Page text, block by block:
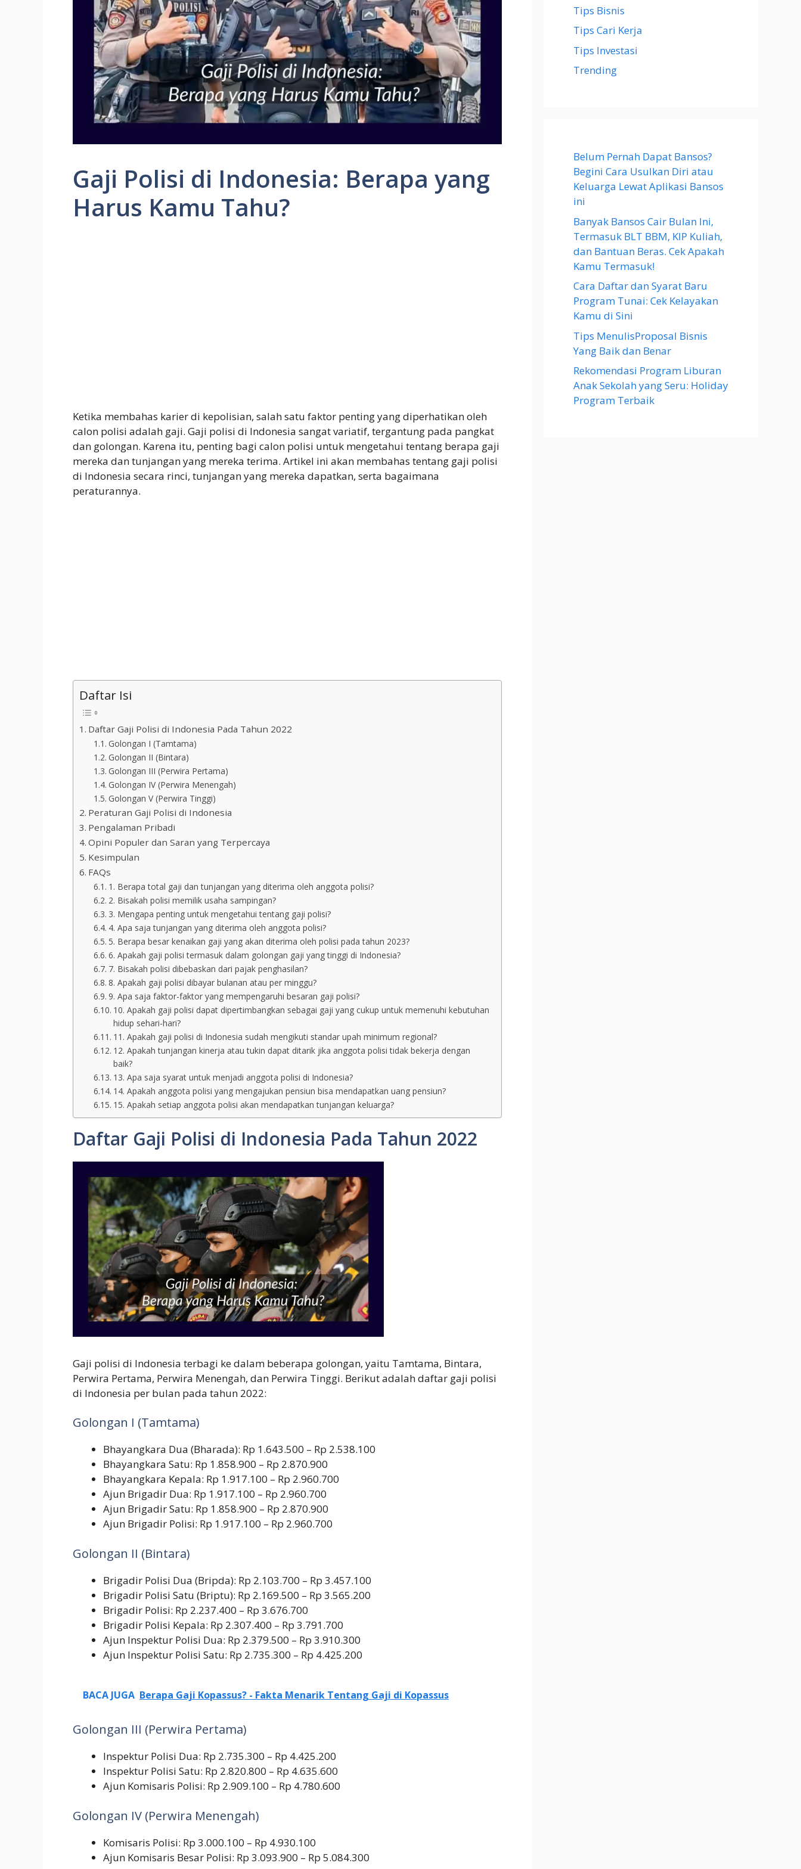
Gaji Polisi di Indonesia: Berapa yang
Harus Kamu Tahu?
Ketika membahas karier di kepolisian, salah satu faktor penting yang diperhatikan oleh
calon polisi adalah gaji. Gaji polisi di Indonesia sangat variatif, tergantung pada pangkat
dan golongan. Karena itu, penting bagi calon polisi untuk mengetahui tentang berapa gaji
mereka dan tunjangan yang mereka terima. Artikel ini akan membahas tentang gaji polisi
di Indonesia secara rinci, tunjangan yang mereka dapatkan, serta bagaimana
peraturannya.
Daftar Isi
Daftar Gaji Polisi di Indonesia Pada Tahun 2022
Golongan I (Tamtama)
Golongan II (Bintara)
Golongan III (Perwira Pertama)
Golongan IV (Perwira Menengah)
Golongan V (Perwira Tinggi)
Peraturan Gaji Polisi di Indonesia
Pengalaman Pribadi
Opini Populer dan Saran yang Terpercaya
Kesimpulan
FAQs
1. Berapa total gaji dan tunjangan yang diterima oleh anggota polisi?
2. Bisakah polisi memilik usaha sampingan?
3. Mengapa penting untuk mengetahui tentang gaji polisi?
4. Apa saja tunjangan yang diterima oleh anggota polisi?
5. Berapa besar kenaikan gaji yang akan diterima oleh polisi pada tahun 2023?
6. Apakah gaji polisi termasuk dalam golongan gaji yang tinggi di Indonesia?
7. Bisakah polisi dibebaskan dari pajak penghasilan?
8. Apakah gaji polisi dibayar bulanan atau per minggu?
9. Apa saja faktor-faktor yang mempengaruhi besaran gaji polisi?
10. Apakah gaji polisi dapat dipertimbangkan sebagai gaji yang cukup untuk memenuhi kebutuhan
hidup sehari-hari?
11. Apakah gaji polisi di Indonesia sudah mengikuti standar upah minimum regional?
12. Apakah tunjangan kinerja atau tukin dapat ditarik jika anggota polisi tidak bekerja dengan
baik?
13. Apa saja syarat untuk menjadi anggota polisi di Indonesia?
14. Apakah anggota polisi yang mengajukan pensiun bisa mendapatkan uang pensiun?
15. Apakah setiap anggota polisi akan mendapatkan tunjangan keluarga?
Daftar Gaji Polisi di Indonesia Pada Tahun 2022
Gaji polisi di Indonesia terbagi ke dalam beberapa golongan, yaitu Tamtama, Bintara,
Perwira Pertama, Perwira Menengah, dan Perwira Tinggi. Berikut adalah daftar gaji polisi
di Indonesia per bulan pada tahun 2022:
Golongan I (Tamtama)
Bhayangkara Dua (Bharada): Rp 1.643.500 – Rp 2.538.100
Bhayangkara Satu: Rp 1.858.900 – Rp 2.870.900
Bhayangkara Kepala: Rp 1.917.100 – Rp 2.960.700
Ajun Brigadir Dua: Rp 1.917.100 – Rp 2.960.700
Ajun Brigadir Satu: Rp 1.858.900 – Rp 2.870.900
Ajun Brigadir Polisi: Rp 1.917.100 – Rp 2.960.700
Golongan II (Bintara)
Brigadir Polisi Dua (Bripda): Rp 2.103.700 – Rp 3.457.100
Brigadir Polisi Satu (Briptu): Rp 2.169.500 – Rp 3.565.200
Brigadir Polisi: Rp 2.237.400 – Rp 3.676.700
Brigadir Polisi Kepala: Rp 2.307.400 – Rp 3.791.700
Ajun Inspektur Polisi Dua: Rp 2.379.500 – Rp 3.910.300
Ajun Inspektur Polisi Satu: Rp 2.735.300 – Rp 4.425.200
BACA JUGA Berapa Gaji Kopassus? - Fakta Menarik Tentang Gaji di Kopassus
Golongan III (Perwira Pertama)
Inspektur Polisi Dua: Rp 2.735.300 – Rp 4.425.200
Inspektur Polisi Satu: Rp 2.820.800 – Rp 4.635.600
Ajun Komisaris Polisi: Rp 2.909.100 – Rp 4.780.600
Golongan IV (Perwira Menengah)
Komisaris Polisi: Rp 3.000.100 – Rp 4.930.100
Ajun Komisaris Besar Polisi: Rp 3.093.900 – Rp 5.084.300
Tips Bisnis
Tips Cari Kerja
Tips Investasi
Trending
Belum Pernah Dapat Bansos?
Begini Cara Usulkan Diri atau
Keluarga Lewat Aplikasi Bansos
ini
Banyak Bansos Cair Bulan Ini,
Termasuk BLT BBM, KIP Kuliah,
dan Bantuan Beras. Cek Apakah
Kamu Termasuk!
Cara Daftar dan Syarat Baru
Program Tunai: Cek Kelayakan
Kamu di Sini
Tips MenulisProposal Bisnis
Yang Baik dan Benar
Rekomendasi Program Liburan
Anak Sekolah yang Seru: Holiday
Program Terbaik